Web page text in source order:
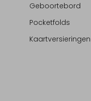
Geboortebord
Pocketfolds
Kaartversieringen